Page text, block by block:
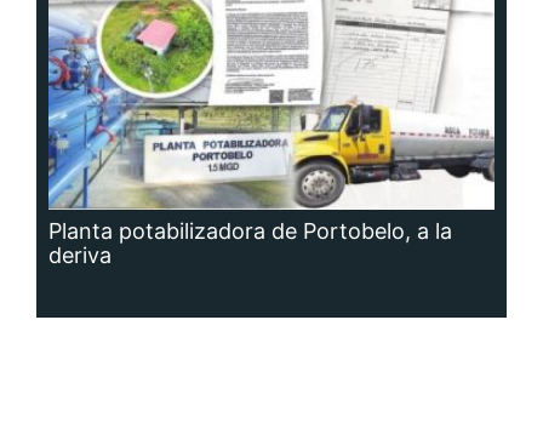
Planta potabilizadora de Portobelo, a la
deriva